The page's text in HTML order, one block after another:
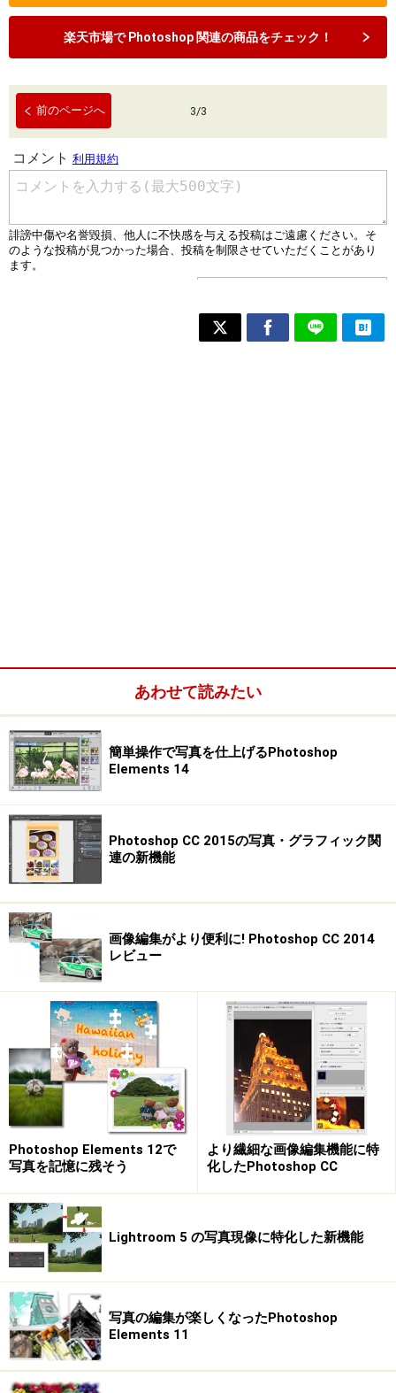
楽天市場で Photoshop 関連の商品をチェック！
前のページへ 3/3
あわせて読みたい
簡単操作で写真を仕上げるPhotoshop
Elements 14
Photoshop CC 2015の写真・グラフィック関
連の新機能
画像編集がより便利に! Photoshop CC 2014
レビュー
Photoshop Elements 12で
写真を記憶に残そう
より繊細な画像編集機能に特
化したPhotoshop CC
Lightroom 5 の写真現像に特化した新機能
写真の編集が楽しくなったPhotoshop
Elements 11